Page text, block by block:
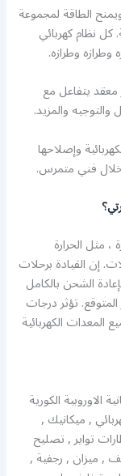
الطاقة لمجموعة
كل نظام كهربائي
وطرازه.
يتفاعل مع
والمزيد.
وإصلاحها
فني متمرس.
، مثل الحرارة
إن القيادة برحلات
الشحن بالكامل
تؤثر درجات
المعدات الكهربائية
الكورية
, ميكانيك ,
تواير , تصليح
, ميزان , رجفية ,